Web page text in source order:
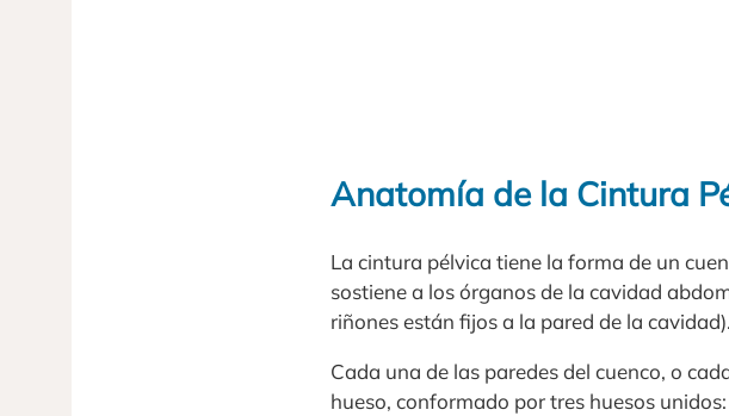
Anatomía de la Cintura
La cintura pélvica tiene la forma de un
sostiene a los órganos de la cavidad
riñones están fijos a la pared de la cavidad).
Cada una de las paredes del cuenco, o
hueso, conformado por tres huesos unidos: